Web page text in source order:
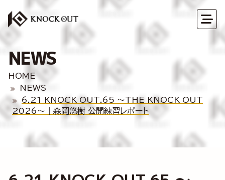
NEWS
HOME
NEWS
6.21 KNOCK OUT.65 ～THE KNOCK OUT
2026～｜森岡悠樹 公開練習レポート